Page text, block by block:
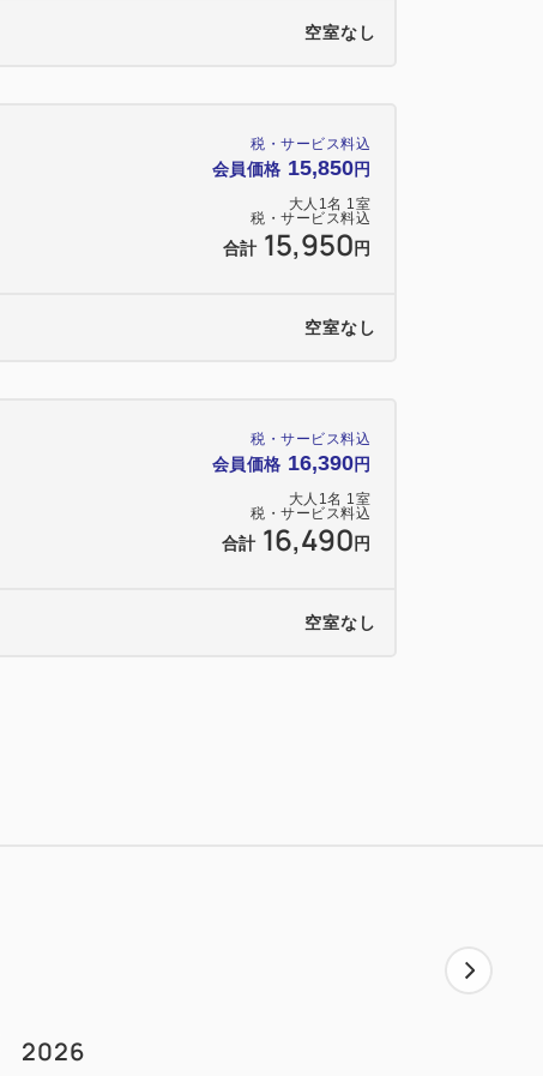
空室なし
税・サービス料込
会員価格 15,850円
大人 1名 1室
税・サービス料込
合計 15,950 円
空室なし
税・サービス料込
会員価格 16,390円
大人 1名 1室
税・サービス料込
合計 16,490 円
空室なし
2026